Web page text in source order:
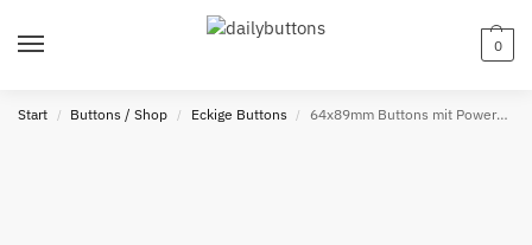
0
Start / Buttons / Shop / Eckige Buttons / 64x89mm Buttons mit Powermagnet